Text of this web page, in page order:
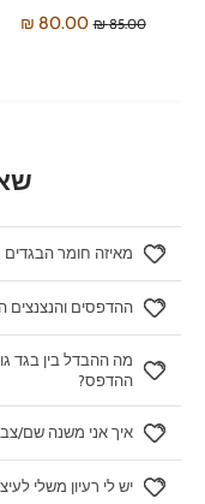
85.00 ₪
80.00 ₪
מאיזה חומר הבגדים
ההדפסים והנצנצים
מה ההבדל בין בגד
ההדפס?
איך אני משנה שם/
יש לי רעיון משלי